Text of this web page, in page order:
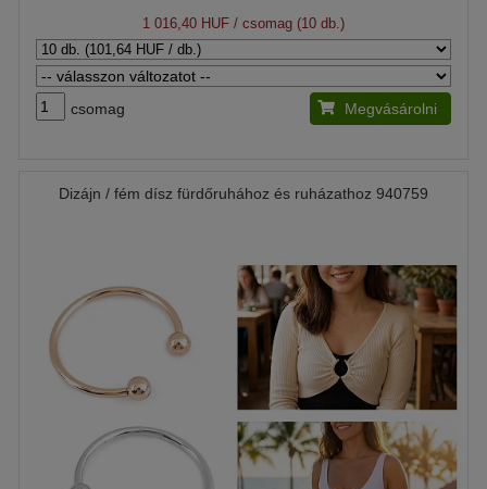
1 016,40 HUF / csomag (10 db.)
csomag Megvásárolni
Dizájn / fém dísz fürdőruhához és ruházathoz 940759